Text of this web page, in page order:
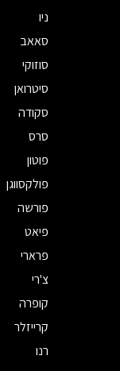
ניו
סאאב
סוזוקי
סיטרואן
סקודה
סרס
פוטון
פולקסווגן
פורשה
פיאט
פרארי
צ'רי
קופרה
קרייזלר
רנו